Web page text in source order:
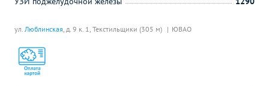
ул. Люблинская, д. 9 к. 1, Текстильщики (305 м) ЮВАО